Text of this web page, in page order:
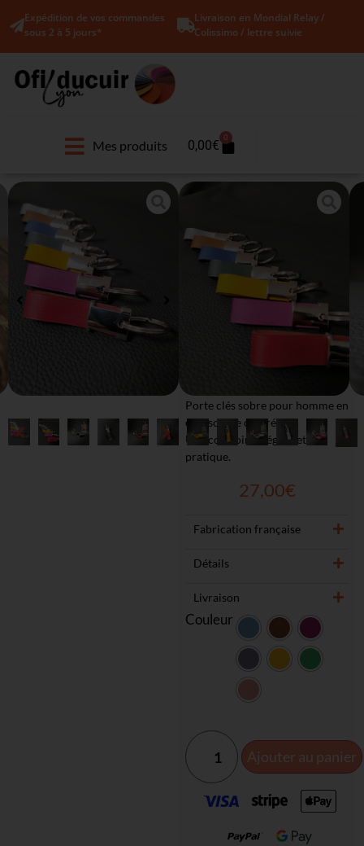
Expédition de vos commandes
sous 2 à 5 jours*
Livraison en Mondial Relay /
Colissimo / lettre suivie
Mes produits 0,00€
0
Porte clés en
cuir
Accueil /Maroquinerie pour
homme/ Porte clés/ Porte clés
en cuir
5.00
sur 5
basé sur
notation
client
(1avis
client)
Porte clés sobre pour homme en
cuir souple coloré.
Un accessoire élégant et
pratique.
27,00€
Fabrication française
Détails
Livraison
Couleur
Ajouter au panier